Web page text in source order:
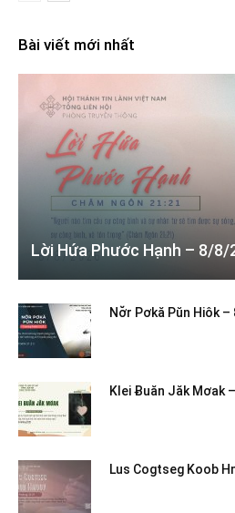
Bài viết mới nhất
Lời Hứa Phước Hạnh – 8/8/
Nơ̆r Pơkă Pŭn Hiôk
Klei Ƀuăn Jăk Mơak
Lus Cogtseg Koob